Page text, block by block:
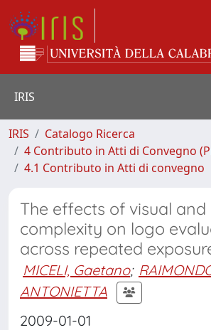
IRIS
IRIS
Catalogo Ricerca
4 Contributo in Atti di Convegno
4.1 Contributo in Atti di convegno
The effects of visual
complexity on logo
across repeated
MICELI, Gaetano;
ANTONIETTA
2009-01-01